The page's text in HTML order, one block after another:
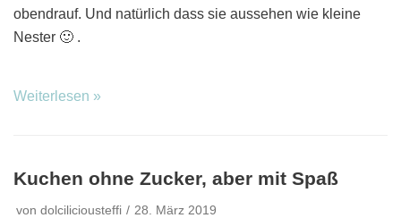
obendrauf. Und natürlich dass sie aussehen wie kleine
Nester 🙂 .
Weiterlesen »
Kuchen ohne Zucker, aber mit Spaß
von dolciliciousteffi 28. März 2019